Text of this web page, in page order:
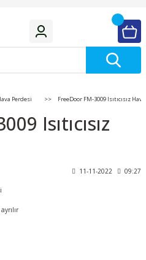
Perdesi FreeDoor FM-3009 Isıtıcısız
Isıtıcısız
11-11-2022 09:27